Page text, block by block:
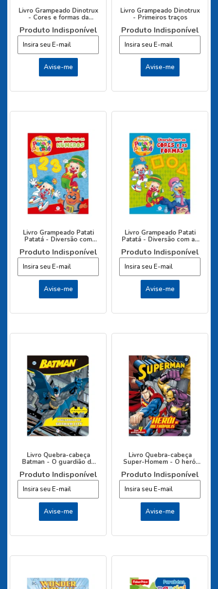
Livro Grampeado Dinotrux
- Cores e formas da
Produto Indisponível
Livro Grampeado Dinotrux
- Primeiros traços
Produto Indisponível
Livro Grampeado Patati
Patatá - Diversão com
Produto Indisponível
Livro Grampeado Patati
Patatá - Diversão com as
Produto Indisponível
Livro Quebra-cabeça
Batman - O guardião de
Produto Indisponível
Livro Quebra-cabeça
Super-Homem - O herói
Produto Indisponível